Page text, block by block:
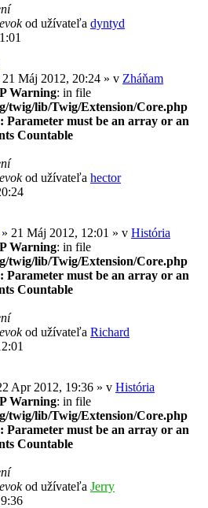
od užívateľa dyntyd
Máj 2012, 20:24 » v Zháňam
Warning: in file
twig/lib/Twig/Extension/Core.php
Parameter must be an array or an
Countable
od užívateľa hector
» 21 Máj 2012, 12:01 » v História
Warning: in file
twig/lib/Twig/Extension/Core.php
Parameter must be an array or an
Countable
od užívateľa Richard
Apr 2012, 19:36 » v História
Warning: in file
twig/lib/Twig/Extension/Core.php
Parameter must be an array or an
Countable
od užívateľa Jerry